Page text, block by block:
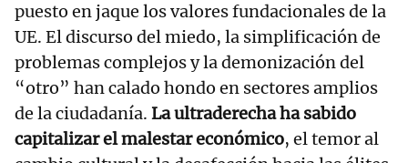
puesto en jaque los valores fundacionales de la
UE. El discurso del miedo, la simplificación de
problemas complejos y la demonización del
“otro” han calado hondo en sectores amplios
de la ciudadanía. La ultraderecha ha sabido
capitalizar el malestar económico, el temor al